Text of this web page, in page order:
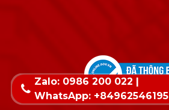
Zalo: 0986 200 022 |
WhatsApp: +84962546195